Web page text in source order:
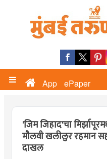
App ePaper
'जिम जिहाद'चा
मौलवी खलीलुर रहमान
दाखल